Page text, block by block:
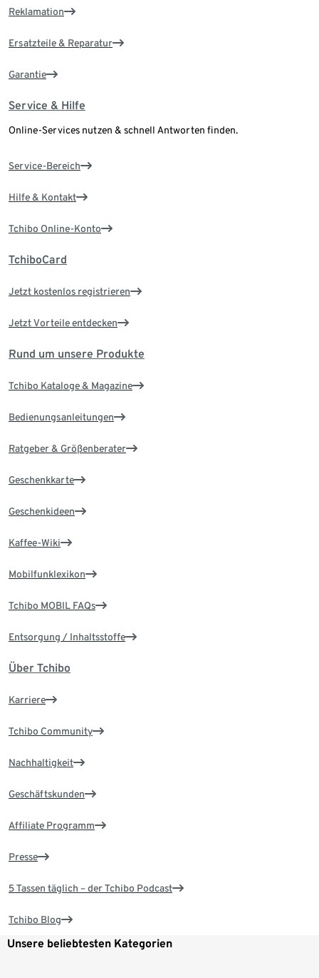
Reklamation
Ersatzteile & Reparatur
Garantie
Service & Hilfe
Online-Services nutzen & schnell Antworten finden.
Service-Bereich
Hilfe & Kontakt
Tchibo Online-Konto
TchiboCard
Jetzt kostenlos registrieren
Jetzt Vorteile entdecken
Rund um unsere Produkte
Tchibo Kataloge & Magazine
Bedienungsanleitungen
Ratgeber & Größenberater
Geschenkkarte
Geschenkideen
Kaffee-Wiki
Mobilfunklexikon
Tchibo MOBIL FAQs
Entsorgung / Inhaltsstoffe
Über Tchibo
Karriere
Tchibo Community
Nachhaltigkeit
Geschäftskunden
Affiliate Programm
Presse
5 Tassen täglich – der Tchibo Podcast
Tchibo Blog
Unsere beliebtesten Kategorien